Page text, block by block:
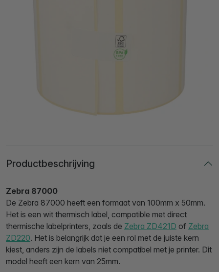
Productbeschrijving
Zebra 87000
De Zebra 87000 heeft een formaat van 100mm x 50mm.
Het is een wit thermisch label, compatible met direct
thermische labelprinters, zoals de Zebra ZD421D of Zebra
ZD220. Het is belangrijk dat je een rol met de juiste kern
kiest, anders zijn de labels niet compatibel met je printer. Dit
model heeft een kern van 25mm.